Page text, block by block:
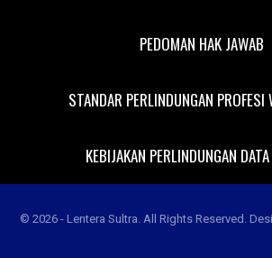
PEDOMAN HAK JAWAB
STANDAR PERLINDUNGAN PROFESI
KEBIJAKAN PERLINDUNGAN
© 2026 - Lentera Sultra. All Rights Reserved.